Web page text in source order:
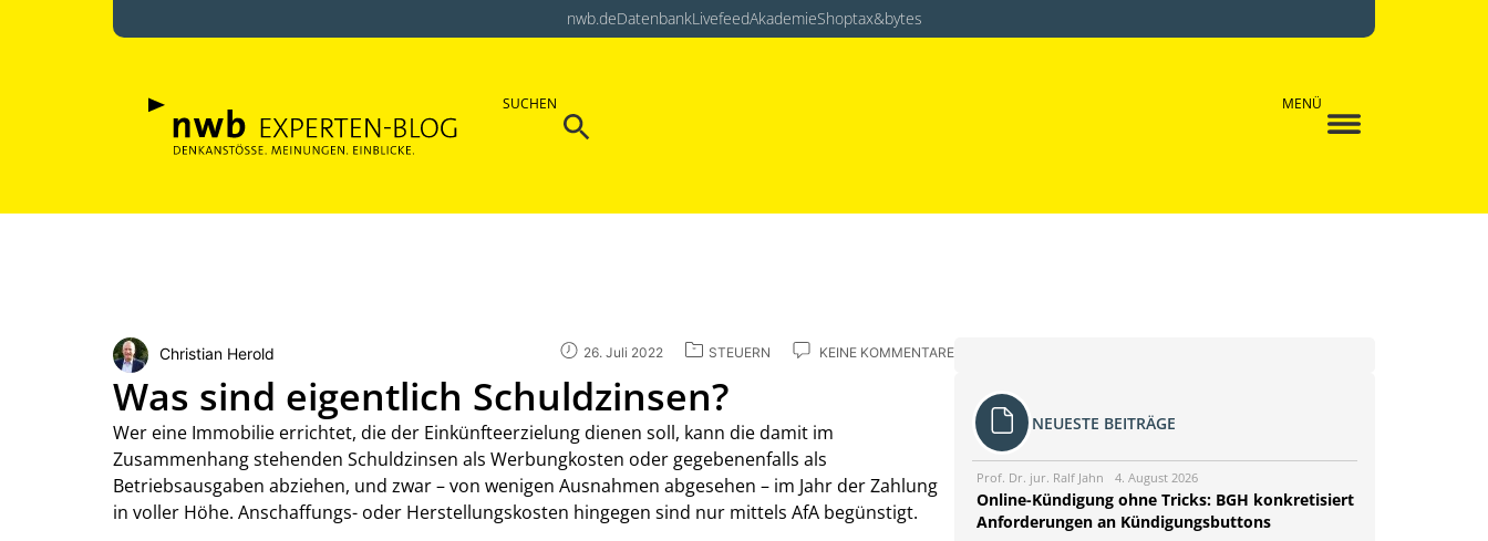
nwb.deDatenbankLivefeedAkademieShoptax&bytes
SUCHEN
Search
MENÜ
Christian Herold 26. Juli 2022 STEUERN KEINE KOMMENTARE
Was sind eigentlich Schuldzinsen?
Wer eine Immobilie errichtet, die der Einkünfteerzielung dienen soll, kann die damit im
Zusammenhang stehenden Schuldzinsen als Werbungkosten oder gegebenenfalls als
Betriebsausgaben abziehen, und zwar – von wenigen Ausnahmen abgesehen – im Jahr der Zahlung
in voller Höhe. Anschaffungs- oder Herstellungskosten hingegen sind nur mittels AfA begünstigt.
NEUESTE BEITRÄGE
Prof. Dr. jur. Ralf Jahn 4. August 2026
Online-Kündigung ohne Tricks: BGH konkretisiert
Anforderungen an Kündigungsbuttons